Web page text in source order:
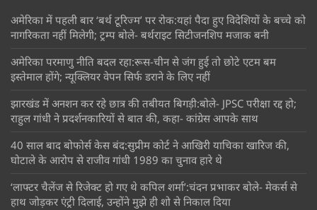
अमेरिका में पहली बार ‘बर्थ टूरिज्म’ पर रोक:यहां पैदा हुए विदेशियों के बच्चे को
नागरिकता नहीं मिलेगी; ट्रम्प बोले- बर्थराइट सिटीजनशिप मजाक बनी
अमेरिका परमाणु नीति बदल रहा:रूस-चीन से जंग हुई तो छोटे एटम बम
इस्तेमाल होंगे; न्यूक्लियर वेपन सिर्फ डराने के लिए नहीं
झारखंड में अनशन कर रहे छात्र की तबीयत बिगड़ी:बोले- JPSC परीक्षा रद्द हो;
राहुल गांधी ने प्रदर्शनकारियों से बात की, कहा- कांग्रेस आपके साथ
40 साल बाद बोफोर्स केस बंद:सुप्रीम कोर्ट ने आखिरी याचिका खारिज की,
घोटाले के आरोप से राजीव गांधी 1989 का चुनाव हारे थे
‘लाफ्टर चैलेंज से रिजेक्ट हो गए थे कपिल शर्मा’:चंदन प्रभाकर बोले- मेकर्स से
हाथ जोड़कर एंट्री दिलाई, उन्होंने मुझे ही शो से निकाल दिया